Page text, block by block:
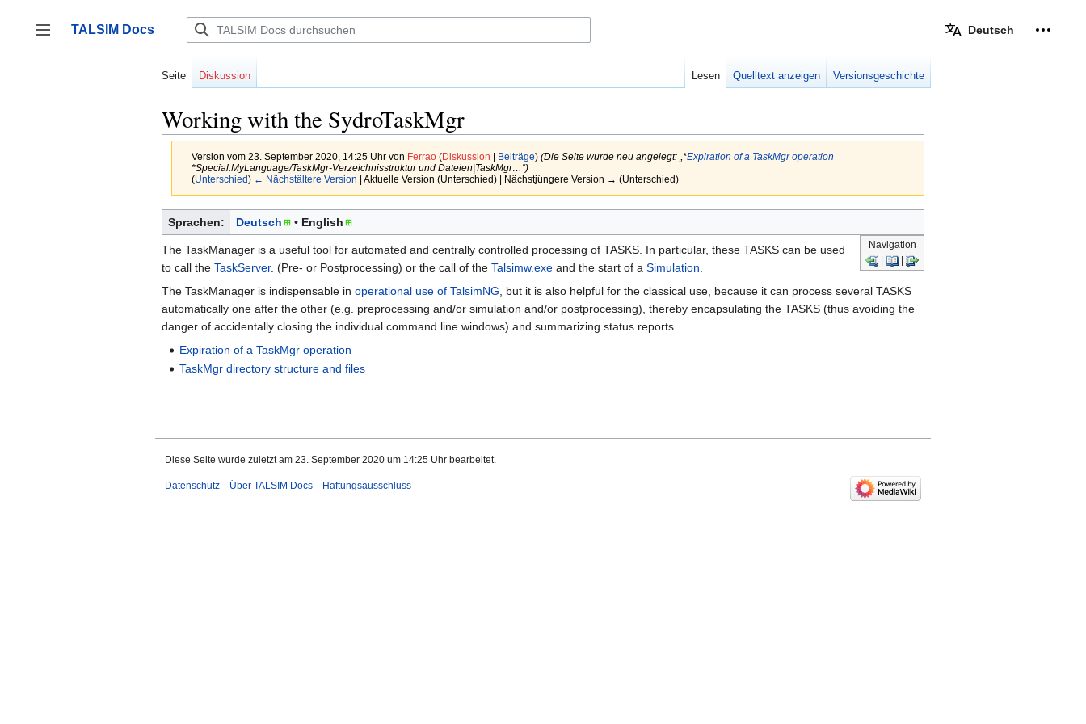
springen
Seitenleiste umschalten
TALSIM Docs Deutsch
Seite Diskussion Lesen Quelltext anzeigen Versionsgeschichte
Working with the SydroTaskMgr
Version vom 23. September 2020, 14:25 Uhr von Ferrao (Diskussion Beiträge) (Die Seite wurde neu angelegt: „*Expiration of a TaskMgr operation
*Special:MyLanguage/TaskMgr-Verzeichnisstruktur und Dateien|TaskMgr…“)
(Unterschied) ← Nächstältere Version | Aktuelle Version (Unterschied) | Nächstjüngere Version → (Unterschied)
Sprachen: Deutsch English
Navigation
The TaskManager is a useful tool for automated and centrally controlled processing of TASKS. In particular, these TASKS can be used
to call the TaskServer. (Pre- or Postprocessing) or the call of the Talsimw.exe and the start of a Simulation
The TaskManager is indispensable in operational use of TalsimNG , but it is also helpful for the classical use, because it can process several TASKS
automatically one after the other (e.g. preprocessing and/or simulation and/or postprocessing), thereby encapsulating the TASKS (thus avoiding the
danger of accidentally closing the individual command line windows) and summarizing status reports.
Expiration of a TaskMgr operation
TaskMgr directory structure and files
Diese Seite wurde zuletzt am 23. September 2020 um 14:25 Uhr bearbeitet.
Datenschutz Über TALSIM Docs Haftungsausschluss